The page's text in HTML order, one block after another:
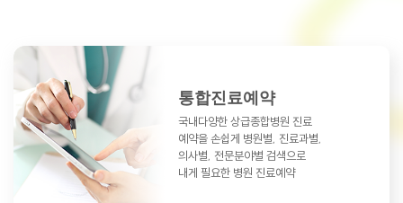
통합진료예약
국내다양한 상급종합병원 진료
예약을손쉽게 병원별, 진료과별,
의사별, 전문분야별 검색으로
내게 필요한 병원 진료예약